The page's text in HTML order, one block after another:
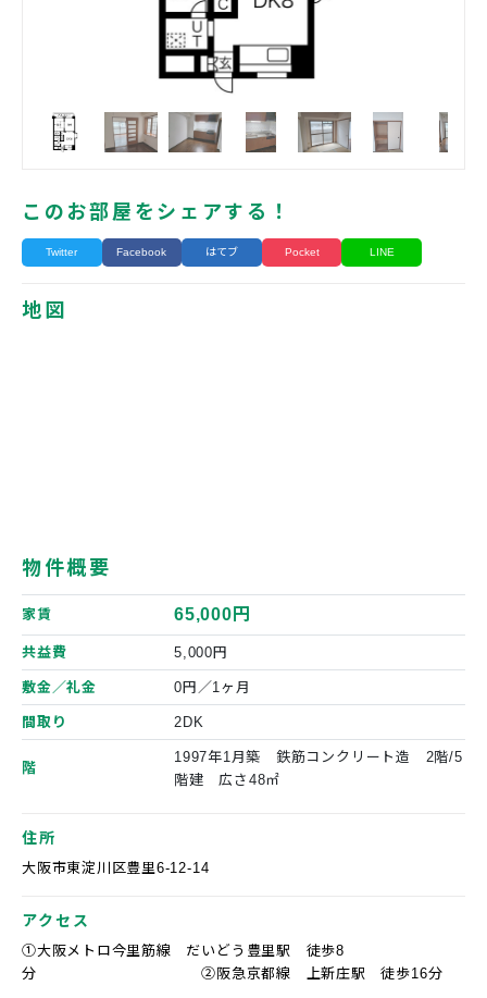
このお部屋をシェアする！
Twitter Facebook はてブ Pocket LINE
地図
物件概要
家賃 65,000円
共益費 5,000円
敷金／礼金 0円／1ヶ月
間取り 2DK
階
1997年1月築 鉄筋コンクリート造 2階/5
階建 広さ48㎡
住所
大阪市東淀川区豊里6-12-14
アクセス
①大阪メトロ今里筋線 だいどう豊里駅 徒歩8
分 ②阪急京都線 上新庄駅 徒歩16分